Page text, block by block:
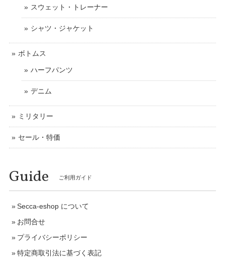
スウェット・トレーナー
シャツ・ジャケット
ボトムス
ハーフパンツ
デニム
ミリタリー
セール・特価
Guide ご利用ガイド
Secca-eshop について
お問合せ
プライバシーポリシー
特定商取引法に基づく表記